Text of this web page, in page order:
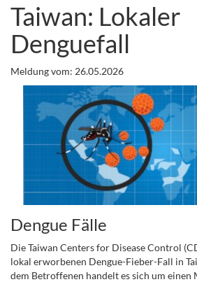
Taiwan: Lokaler
Denguefall
Meldung vom: 26.05.2026
Dengue Fälle
Die Taiwan Centers for Disease Control
lokal erworbenen Dengue-Fieber-Fall in
dem Betroffenen handelt es sich um einen